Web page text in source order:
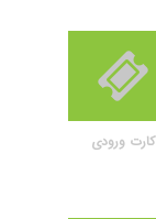
کارت ورودی